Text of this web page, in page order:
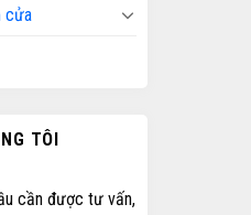
cửa
TÔI
cần được tư vấn,